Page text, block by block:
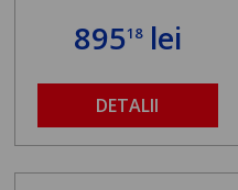
89518lei
DETALII